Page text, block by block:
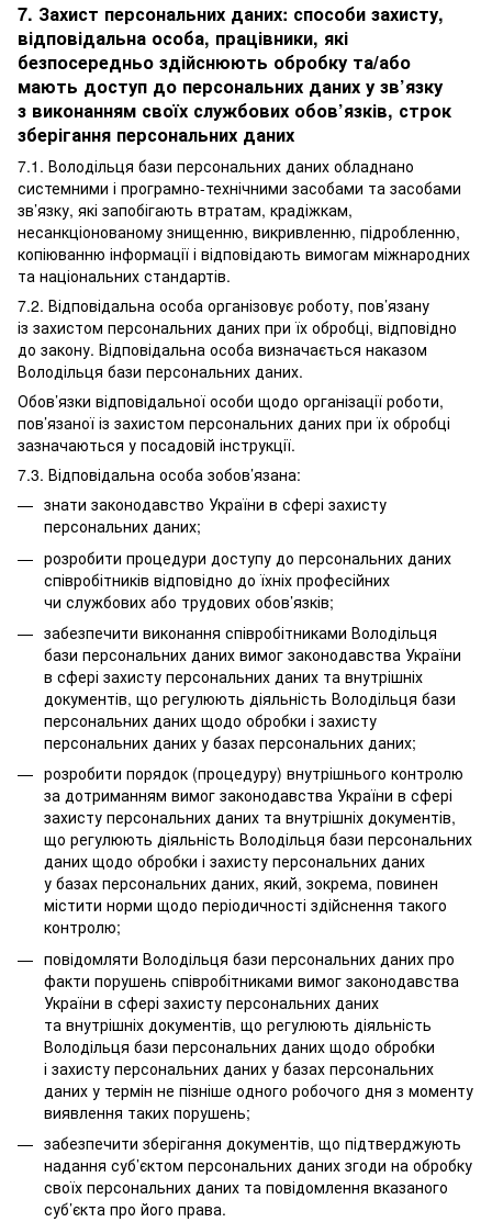
7. Захист персональних даних: способи захисту,
відповідальна особа, працівники, які
безпосередньо здійснюють обробку та/або
мають доступ до персональних даних у зв’язку
з виконанням своїх службових обов’язків, строк
зберігання персональних даних
7.1. Володільця бази персональних даних обладнано
системними і програмно-технічними засобами та засобами
зв’язку, які запобігають втратам, крадіжкам,
несанкціонованому знищенню, викривленню, підробленню,
копіюванню інформації і відповідають вимогам міжнародних
та національних стандартів.
7.2. Відповідальна особа організовує роботу, пов’язану
із захистом персональних даних при їх обробці, відповідно
до закону. Відповідальна особа визначається наказом
Володільця бази персональних даних.
Обов’язки відповідальної особи щодо організації роботи,
пов’язаної із захистом персональних даних при їх обробці
зазначаються у посадовій інструкції.
7.3. Відповідальна особа зобов’язана:
знати законодавство України в сфері захисту
персональних даних;
розробити процедури доступу до персональних даних
співробітників відповідно до їхніх професійних
чи службових або трудових обов’язків;
забезпечити виконання співробітниками Володільця
бази персональних даних вимог законодавства України
в сфері захисту персональних даних та внутрішніх
документів, що регулюють діяльність Володільця бази
персональних даних щодо обробки і захисту
персональних даних у базах персональних даних;
розробити порядок (процедуру) внутрішнього контролю
за дотриманням вимог законодавства України в сфері
захисту персональних даних та внутрішніх документів,
що регулюють діяльність Володільця бази персональних
даних щодо обробки і захисту персональних даних
у базах персональних даних, який, зокрема, повинен
містити норми щодо періодичності здійснення такого
контролю;
повідомляти Володільця бази персональних даних про
факти порушень співробітниками вимог законодавства
України в сфері захисту персональних даних
та внутрішніх документів, що регулюють діяльність
Володільця бази персональних даних щодо обробки
і захисту персональних даних у базах персональних
даних у термін не пізніше одного робочого дня з моменту
виявлення таких порушень;
забезпечити зберігання документів, що підтверджують
надання суб’єктом персональних даних згоди на обробку
своїх персональних даних та повідомлення вказаного
суб’єкта про його права.